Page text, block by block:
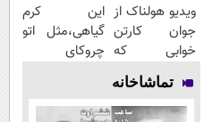
ویدیو هولناک از
جوان کارتن
خوابی که
میلیاردر شد.
آموزش رایگان
این کرم
گیاهی،مثل اتو
چروکای
تماشاخانه